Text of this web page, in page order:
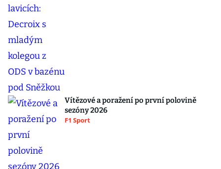
Vítězové a poražení po první polovině
sezóny 2026
F1 Sport